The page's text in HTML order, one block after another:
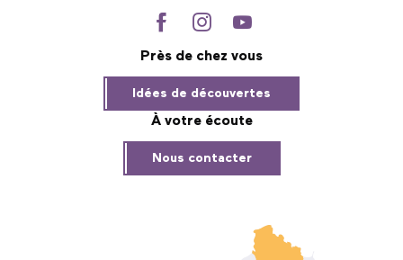
Près de chez vous
Idées de découvertes
À votre écoute
Nous contacter